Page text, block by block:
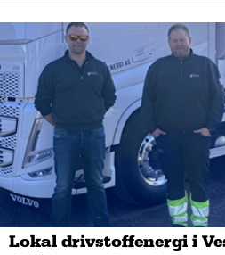
Lokal drivstoffenergi i